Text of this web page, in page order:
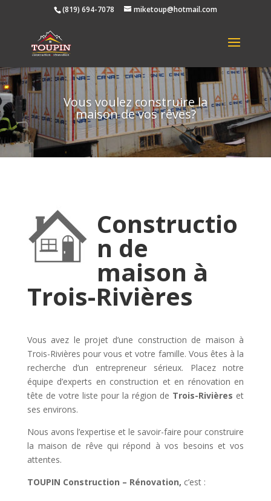
(819) 694-7078 miketoup@hotmail.com
Vous voulez construire la
maison de vos rêves?
Constructio
n de
maison à
Trois-Rivières
Vous avez le projet d’une construction de maison à
Trois-Rivières pour vous et votre famille. Vous êtes à la
recherche d’un entrepreneur sérieux. Placez notre
équipe d’experts en construction et en rénovation en
tête de votre liste pour la région de Trois-Rivières et
ses environs.
Nous avons l’expertise et le savoir-faire pour construire
la maison de rêve qui répond à vos besoins et vos
attentes.
TOUPIN Construction – Rénovation, c’est :